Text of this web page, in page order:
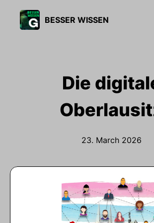
BESSER WISSEN
Die
23. March 2026